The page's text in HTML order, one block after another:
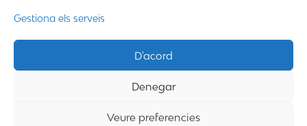
Gestiona els serveis
D'acord
Denegar
Veure preferencies
Mapa web Contacte
Jose Ignacio Barragan Lopez